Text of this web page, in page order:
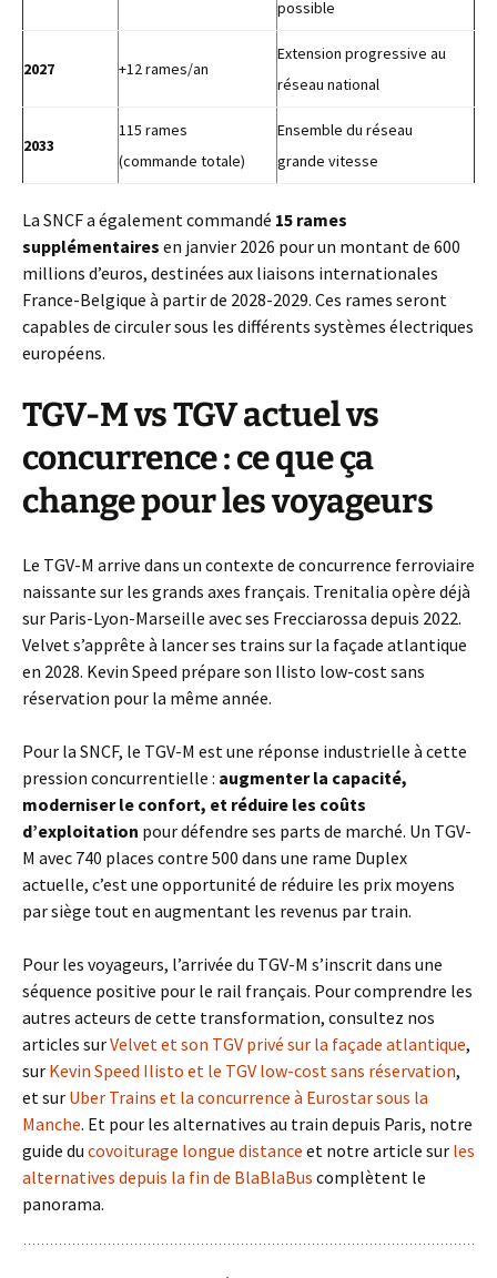
possible
2027 +12 rames/an
Extension progressive au
réseau national
2033
115 rames
(commande totale)
Ensemble du réseau
grande vitesse
La SNCF a également commandé 15 rames
supplémentaires en janvier 2026 pour un montant de 600
millions d’euros, destinées aux liaisons internationales
France-Belgique à partir de 2028-2029. Ces rames seront
capables de circuler sous les différents systèmes électriques
européens.
TGV-M vs TGV actuel vs
concurrence : ce que ça
change pour les voyageurs
Le TGV-M arrive dans un contexte de concurrence ferroviaire
naissante sur les grands axes français. Trenitalia opère déjà
sur Paris-Lyon-Marseille avec ses Frecciarossa depuis 2022.
Velvet s’apprête à lancer ses trains sur la façade atlantique
en 2028. Kevin Speed prépare son Ilisto low-cost sans
réservation pour la même année.
Pour la SNCF, le TGV-M est une réponse industrielle à cette
pression concurrentielle : augmenter la capacité,
moderniser le confort, et réduire les coûts
d’exploitation pour défendre ses parts de marché. Un TGV-
M avec 740 places contre 500 dans une rame Duplex
actuelle, c’est une opportunité de réduire les prix moyens
par siège tout en augmentant les revenus par train.
Pour les voyageurs, l’arrivée du TGV-M s’inscrit dans une
séquence positive pour le rail français. Pour comprendre les
autres acteurs de cette transformation, consultez nos
articles surVelvet et son TGV privé sur la façade atlantique,
sur Kevin Speed Ilisto et le TGV low-cost sans réservation,
et sur Uber Trains et la concurrence à Eurostar sous la
Manche. Et pour les alternatives au train depuis Paris, notre
guide du covoiturage longue distance et notre article sur les
alternatives depuis la fin de BlaBlaBus complètent le
panorama.